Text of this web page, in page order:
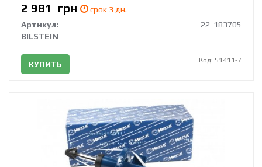
2 981 грн
срок 3 дн.
Артикул:
22-183705
BILSTEIN
КУПИТЬ Код: 51411-7